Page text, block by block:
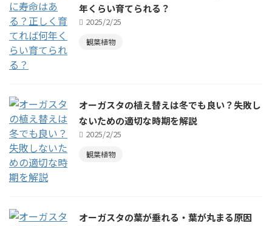
年くらい育てられる？
2025/2/25
観葉植物
オーガスタの植え替えは冬でも良い？失敗し
ないための適切な時期を解説
2025/2/25
観葉植物
オーガスタの葉が垂れる・葉が丸まる原因